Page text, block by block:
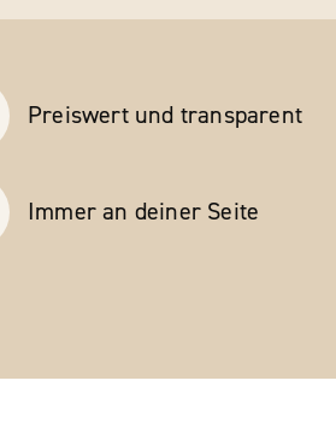
Preiswert und transparent
Immer an deiner Seite